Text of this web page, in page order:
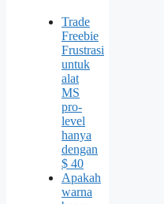
Trade
Freebie
Frustrasi
untuk
alat
MS
pro-
level
hanya
dengan
$ 40
Apakah
warna